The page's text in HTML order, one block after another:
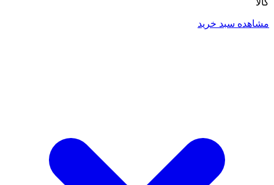
کالا
مشاهده سبد خرید